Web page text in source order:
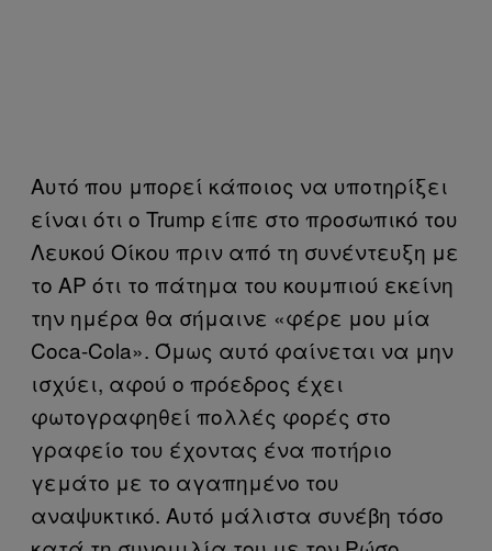
Αυτό που μπορεί κάποιος να υποτηρίξει
είναι ότι ο Trump είπε στο προσωπικό του
Λευκού Οίκου πριν από τη συνέντευξη με
το AP ότι το πάτημα του κουμπιού εκείνη
την ημέρα θα σήμαινε «φέρε μου μία
Coca-Cola». Όμως αυτό φαίνεται να μην
ισχύει, αφού ο πρόεδρος έχει
φωτογραφηθεί πολλές φορές στο
γραφείο του έχοντας ένα ποτήριο
γεμάτο με το αγαπημένο του
αναψυκτικό. Αυτό μάλιστα συνέβη τόσο